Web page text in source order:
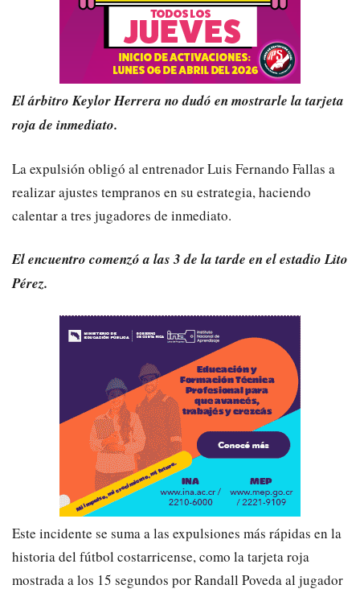
El árbitro Keylor Herrera no dudó en mostrarle la tarjeta
roja de inmediato.
La expulsión obligó al entrenador Luis Fernando Fallas a
realizar ajustes tempranos en su estrategia, haciendo
calentar a tres jugadores de inmediato.
El encuentro comenzó a las 3 de la tarde en el estadio Lito
Pérez.
Este incidente se suma a las expulsiones más rápidas en la
historia del fútbol costarricense, como la tarjeta roja
mostrada a los 15 segundos por Randall Poveda al jugador